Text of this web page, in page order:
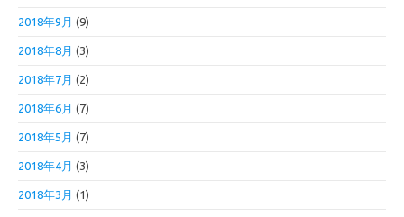
2018年9月 (9)
2018年8月 (3)
2018年7月 (2)
2018年6月 (7)
2018年5月 (7)
2018年4月 (3)
2018年3月 (1)